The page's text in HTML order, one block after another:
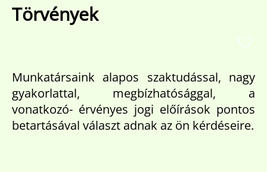
Törvények
Munkatársaink alapos szaktudással, nagy
gyakorlattal, megbízhatósággal, a
vonatkozó- érvényes jogi előírások pontos
betartásával választ adnak az ön kérdéseire.